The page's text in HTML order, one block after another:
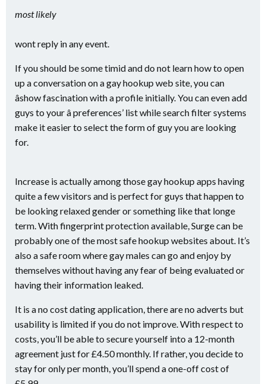
most likely
wont reply in any event.
If you should be some timid and do not learn how to open
up a conversation on a gay hookup web site, you can
âshow fascination with a profile initially. You can even add
guys to your â preferences’ list while search filter systems
make it easier to select the form of guy you are looking
for.
Increase is actually among those gay hookup apps having
quite a few visitors and is perfect for guys that happen to
be looking relaxed gender or something like that longe
term. With fingerprint protection available, Surge can be
probably one of the most safe hookup websites about. It’s
also a safe room where gay males can go and enjoy by
themselves without having any fear of being evaluated or
having their information leaked.
It is a no cost dating application, there are no adverts but
usability is limited if you do not improve. With respect to
costs, you’ll be able to secure yourself into a 12-month
agreement just for £4.50 monthly. If rather, you decide to
stay for only per month, you’ll spend a one-off cost of